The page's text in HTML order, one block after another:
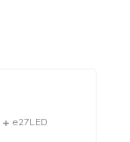
e27LED